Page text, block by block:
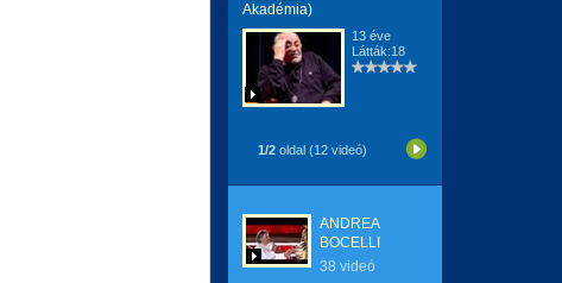
Akadémia)
13 éve
Látták:18
1/2 oldal (12 videó)
ANDREA
BOCELLI
38 videó